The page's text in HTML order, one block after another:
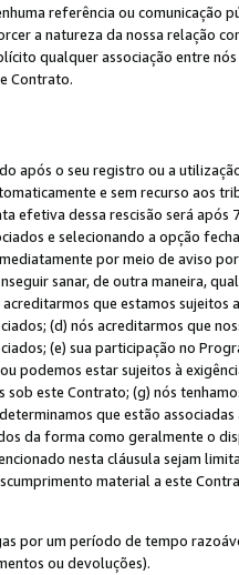
referência ou comunicação
a natureza da nossa relação
qualquer associação entre
Contrato.
após o seu registro ou a
e sem recurso aos
efetiva dessa rescisão será
e selecionando a opção
por meio de aviso
sanar, de outra maneira,
que estamos
(d) nós acreditarmos que
(e) sua participação no
podemos estar sujeitos à
este Contrato; (g) nós
que estão
da forma como geralmente o
nesta cláusula sejam
material a este
por um período de tempo
ou devoluções).